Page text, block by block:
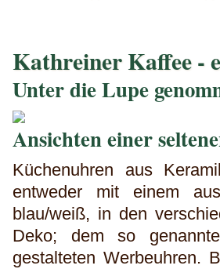
Kathreiner Kaffee -
Unter die Lupe
Ansichten einer
Küchenuhren aus
entweder mit einem
blau/weiß, in den
Deko; dem so
gestalteten Werbeuhren.